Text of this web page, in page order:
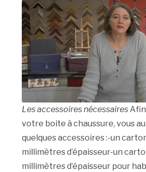
Les accessoires nécessaires
votre boite à chaussure, vous
quelques accessoires :-un
millimètres d’épaisseur-un
millimètres d’épaisseur pour